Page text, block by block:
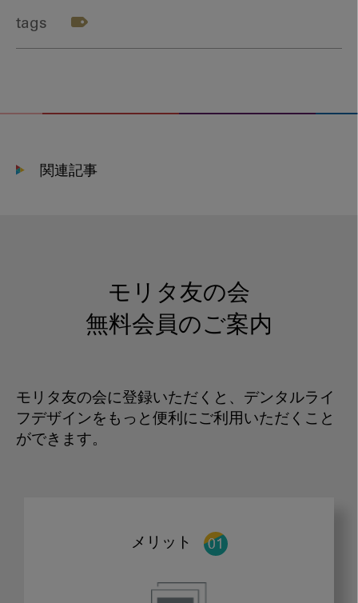
tags
関連記事
モリタ友の会
無料会員のご案内
モリタ友の会に登録いただくと、デンタルライ
フデザインをもっと便利にご利用いただくこと
ができます。
メリット